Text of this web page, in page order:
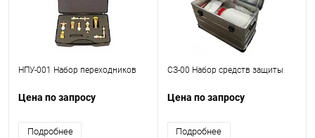
НПУ-001 Набор переходников
Цена по запросу
Подробнее
СЗ-00 Набор средств защиты
Цена по запросу
Подробнее